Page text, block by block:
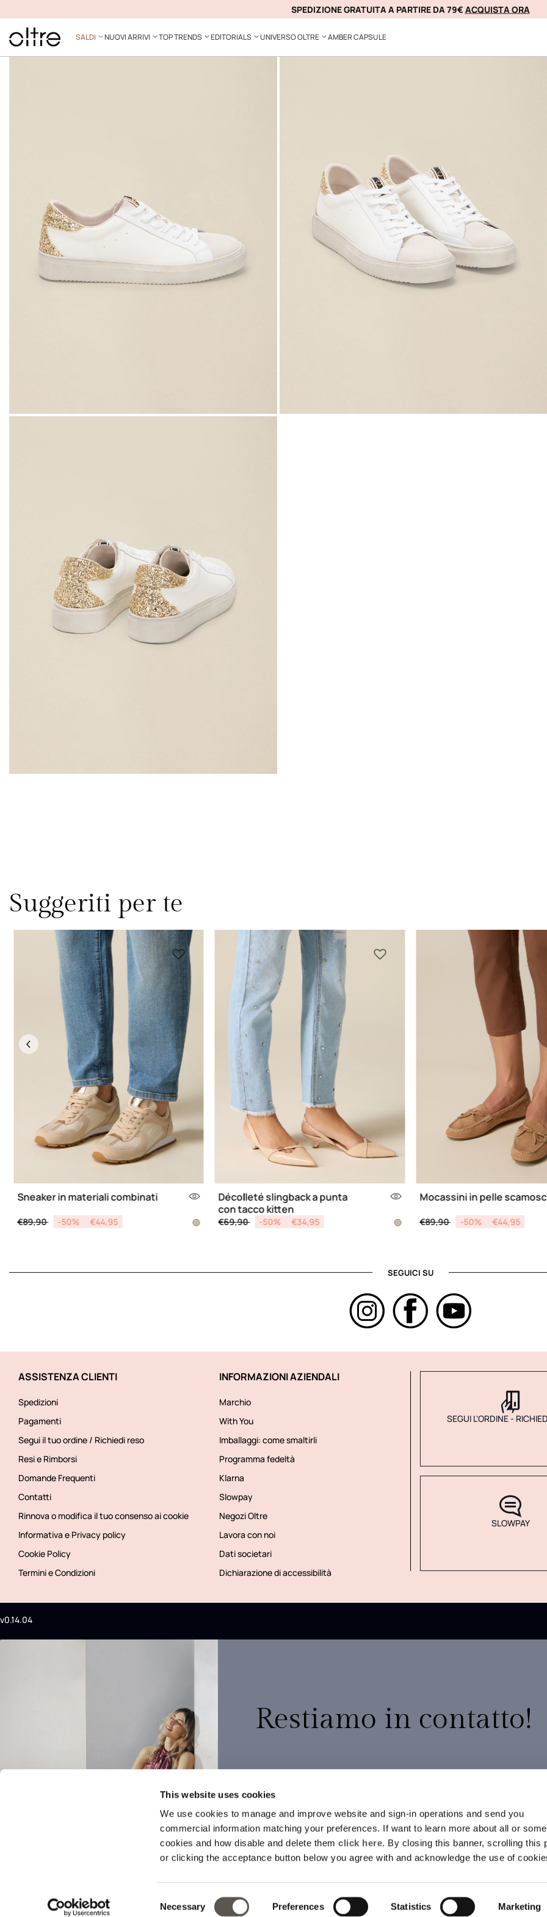
This website uses cookies
We use cookies to manage and improve website and sign-in operations and send you
commercial information matching your preferences. If want to learn more about all or some
cookies and how disable and delete themclick here. By closing this banner, scrolling this
or clicking the acceptance button below you agree with and acknowledge the use of
Selection
Necessary Preferences Statistics Marketing
KLARNA
SPEDIZIONE GRATUITA A PARTIRE DA 79€ ACQUISTA ORA
SALDI NUOVI ARRIVI TOP TRENDS EDITORIALS UNIVERSO OLTRE AMBER CAPSULE
Suggeriti per te
Sneaker in materiali combinati
Price reduced from
€89,90to -50% €44,95
Décolleté slingback a punta
con tacco kitten
Price reduced from
€69,90to -50% €34,95
Mocassini in pelle
Price reduced from
€89,90to -50% €44,95
Previous
SEGUICI SU
ASSISTENZA CLIENTI
Spedizioni
Pagamenti
Segui il tuo ordine / Richiedi reso
Resi e Rimborsi
Domande Frequenti
Contatti
Rinnova o modifica il tuo consenso ai cookie
Informativa e Privacy policy
Cookie Policy
Termini e Condizioni
INFORMAZIONI AZIENDALI
Marchio
With You
Imballaggi: come smaltirli
Programma fedeltà
Klarna
Slowpay
Negozi Oltre
Lavora con noi
Dati societari
Dichiarazione di accessibilità
SEGUI L'ORDINE -
SLOWPAY
v0.14.04
Restiamo in contatto!
SI, MI
I tuoi dati verranno trattati in accordo allaInformativa della Privacy.